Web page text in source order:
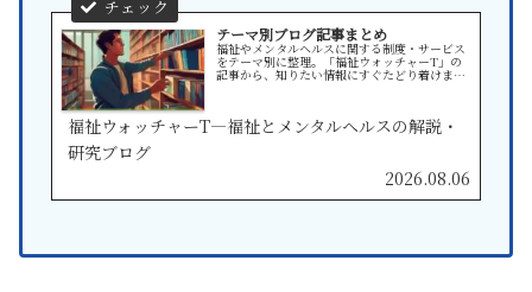
テーマ別ブログ記事まとめ
福祉やメンタルヘルスに関する制度・サービス
をテーマ別に整理。「福祉ウォッチャーT」の
記事から、知りたい情報にすぐたどり着けま
福祉ウォッチャーT—福祉とメンタルヘルスの解説・
研究ブログ
2026.08.06